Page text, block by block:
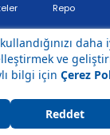
Repo